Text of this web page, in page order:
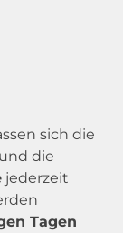
sich die
und die
jederzeit
Tagen